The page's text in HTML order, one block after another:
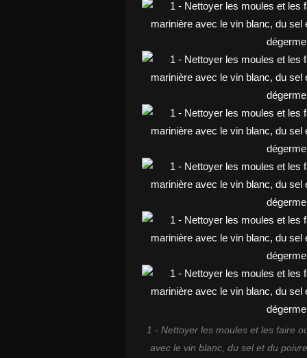
1 - Nettoyer les moules et les faire
avec le vin blanc, du sel et du